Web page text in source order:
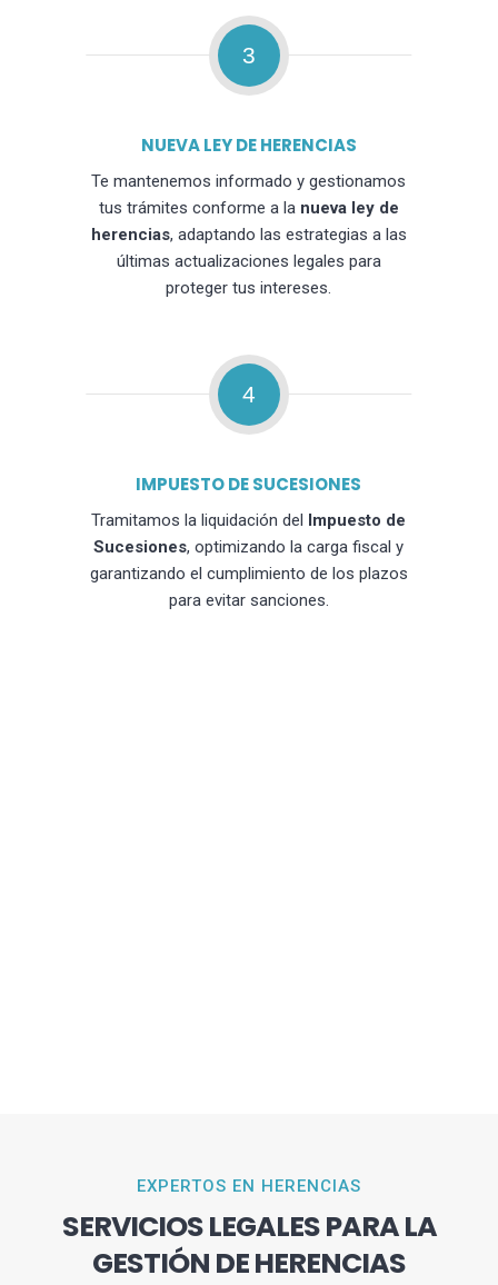
3
NUEVA LEY DE HERENCIAS
Te mantenemos informado y gestionamos
tus trámites conforme a la nueva ley de
herencias, adaptando las estrategias a las
últimas actualizaciones legales para
proteger tus intereses.
4
IMPUESTO DE SUCESIONES
Tramitamos la liquidación del Impuesto de
Sucesiones, optimizando la carga fiscal y
garantizando el cumplimiento de los plazos
para evitar sanciones.
EXPERTOS EN HERENCIAS
SERVICIOS LEGALES PARA LA
GESTIÓN DE HERENCIAS